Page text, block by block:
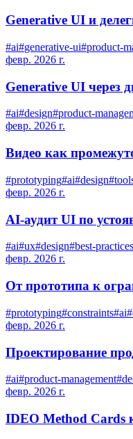
Generative UI и
#ai#generative-ui#product-
февр. 2026 г.
Generative UI через
#ai#design#product-
февр. 2026 г.
Видео как
#prototyping#ai#design#
февр. 2026 г.
AI-аудит UI по
#ai#ux#design#best-practices
февр. 2026 г.
От прототипа к
#prototyping#constraints#ai#
февр. 2026 г.
Проектирование
#ai#product-management#
февр. 2026 г.
IDEO Method Cards